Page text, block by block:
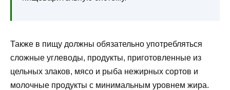
Также в пищу должны обязательно употребляться
сложные углеводы, продукты, приготовленные из
цельных злаков, мясо и рыба нежирных сортов и
молочные продукты с минимальным уровнем жира.